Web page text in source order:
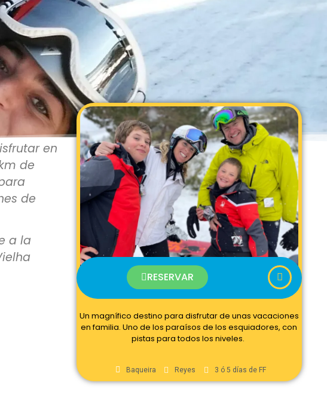
en
de
de
a la
RESERVAR
Un magnífico destino para disfrutar de unas vacaciones
en familia. Uno de los paraísos de los esquiadores, con
pistas para todos los niveles.
Baqueira Reyes 3 ó 5 días de FF